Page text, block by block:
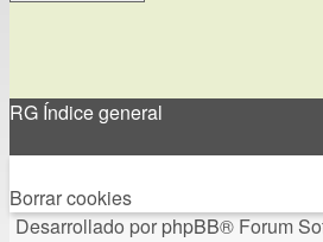
RG Índice general
Borrar cookies
Desarrollado por phpBB® Forum